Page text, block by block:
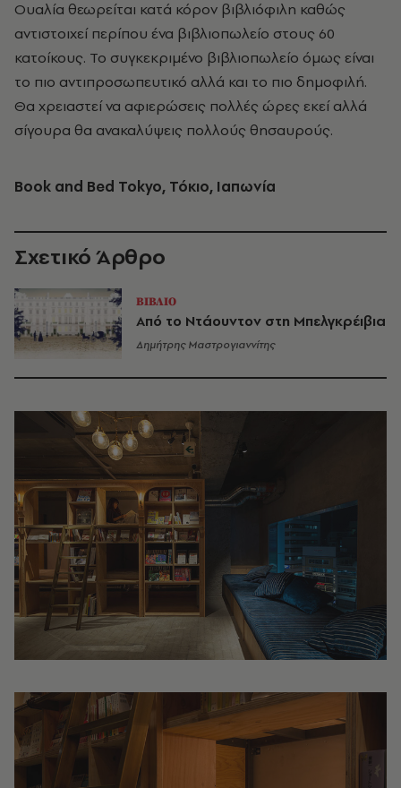
Ουαλία θεωρείται κατά κόρον βιβλιόφιλη καθώς
αντιστοιχεί περίπου ένα βιβλιοπωλείο στους 60
κατοίκους. Το συγκεκριμένο βιβλιοπωλείο όμως είναι
το πιο αντιπροσωπευτικό αλλά και το πιο δημοφιλή.
Θα χρειαστεί να αφιερώσεις πολλές ώρες εκεί αλλά
σίγουρα θα ανακαλύψεις πολλούς θησαυρούς.
Book and Bed Tokyo, Τόκιο, Ιαπωνία
Σχετικό Άρθρο
ΒΙΒΛΙΟ
Από το Ντάουντον στη Μπελγκρέιβια
Δημήτρης Μαστρογιαννίτης